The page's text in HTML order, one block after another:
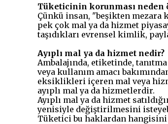
Tüketicinin korunması neden
Çünkü insan, "beşikten
pek çok mal ya da hizmet
taşıdıkları evrensel kimlik,
Ayıplı mal ya da hizmet nedir?
Ambalajında, etiketinde,
veya kullanım amacı
eksiklikleri içeren mal veya
ayıplı mal ya da hizmetlerdir.
Ayıplı mal ya da hizmet
yenisiyle değiştirilmesini
Tüketici bu haklardan